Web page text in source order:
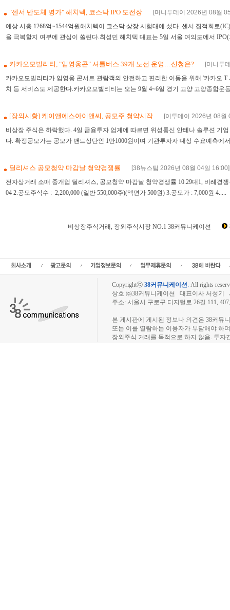
"센서 반도체 명가" 해치텍, 코스닥 IPO 도전장
[머니투데이 2026년 08월
예상 시총 1268억~1544억원해치텍이 코스닥 상장 시험대에 섰다. 센서 집적회로
을 극복할지 여부에 관심이 쏠린다.최성민 해치텍 대표는 5일 서울 여의도에서
카카오모빌리티, "임영웅콘" 셔틀버스 39개 노선 운영…신청은?
[머니투
카카오모빌리티가 임영웅 콘서트 관람객의 안전하고 편리한 이동을 위해 '카카오
치 등 서비스도 제공한다.카카오모빌리티는 오는 9월 4~6일 경기 고양 고양종합운
[장외시황] 케이앤에스아이앤씨, 공모주 청약시작
[이투데이 2026년 08월
비상장 주식은 하락했다. 4일 금융투자 업계에 따르면 위성통신 안테나 솔루션 기
다. 확정공모가는 공모가 밴드상단인 1만1000원이며 기관투자자 대상 수요예측에
딜리셔스 공모청약 마감날 청약경쟁률 [38뉴스팀 2026년 08월 04일 16:00]
전자상거래 소매 중개업 딜리셔스, 공모청약 마감날 청약경쟁률 10.29대1, 비례경
04 2.공모주식수 : 2,200,000 (일반 550,000주)(액면가 500원) 3.공모가 : 7,000원 4.....
비상장주식거래, 장외주식시장 NO.1 38커뮤니케이션
Copyrightⓒ 38커뮤니케이션. All rights
상호 ㈜38커뮤니케이션 대표이사 서성기
주소: 서울시 구로구 디지털로 26길 111,
본 게시판에 게시된 정보나 의견은 38커뮤
또는 이를 열람하는 이용자가 부담해야 하
장외주식 거래를 목적으로 하지 않음. 투